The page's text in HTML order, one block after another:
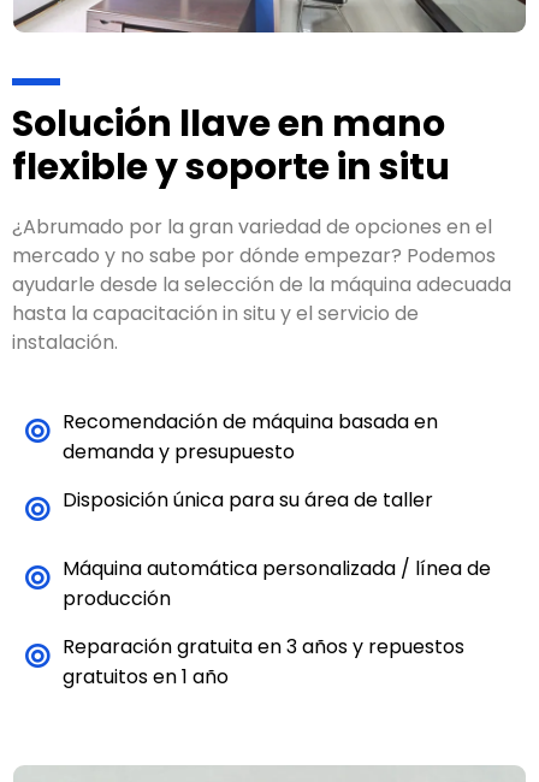
Solución llave en mano
flexible y soporte in situ
¿Abrumado por la gran variedad de opciones en el
mercado y no sabe por dónde empezar? Podemos
ayudarle desde la selección de la máquina adecuada
hasta la capacitación in situ y el servicio de
instalación.
Recomendación de máquina basada en
demanda y presupuesto
Disposición única para su área de taller
Máquina automática personalizada / línea de
producción
Reparación gratuita en 3 años y repuestos
gratuitos en 1 año